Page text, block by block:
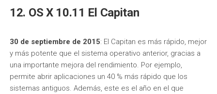
12. OS X 10.11 El Capitan
30 de septiembre de 2015: El Capitan es más rápido, mejor
y más potente que el sistema operativo anterior, gracias a
una importante mejora del rendimiento. Por ejemplo,
permite abrir aplicaciones un 40 % más rápido que los
sistemas antiguos. Además, este es el año en el que